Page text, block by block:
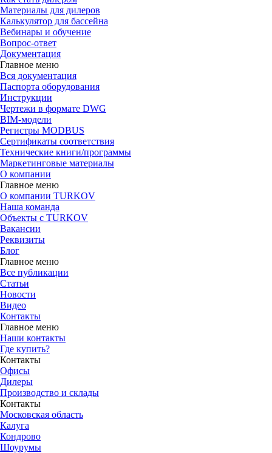
Материалы для дилеров
Калькулятор для бассейна
Вебинары и обучение
Вопрос-ответ
Документация
Главное меню
Вся документация
Паспорта оборудования
Инструкции
Чертежи в формате DWG
BIM-модели
Регистры MODBUS
Сертификаты соответствия
Технические книги/программы
Маркетинговые материалы
О компании
Главное меню
О компании TURKOV
Наша команда
Объекты с TURKOV
Вакансии
Реквизиты
Блог
Главное меню
Все публикации
Статьи
Новости
Видео
Контакты
Главное меню
Наши контакты
Где купить?
Контакты
Офисы
Дилеры
Производство и склады
Контакты
Московская область
Калуга
Кондрово
Шоурумы